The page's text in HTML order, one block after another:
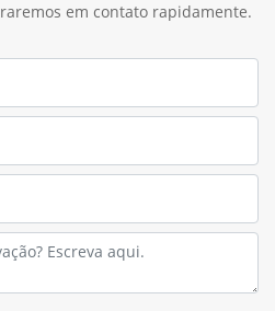
em contato rapidamente.